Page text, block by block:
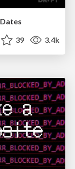
39 3.4k